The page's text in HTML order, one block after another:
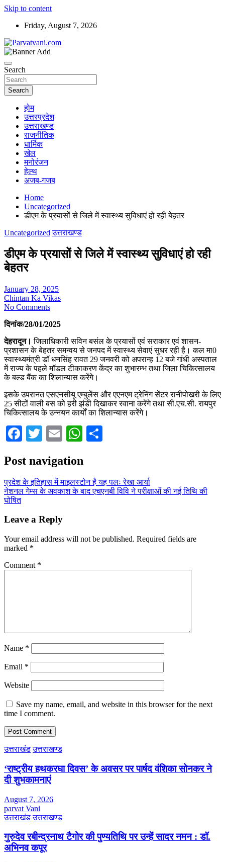
Skip to content
Friday, August 7, 2026
Parvatvani.com
Search
Search
होम
उत्तरप्रदेश
उत्तराखण्ड
राजनीतिक
धार्मिक
खेल
मनोरंजन
हेल्थ
अजब-गजब
Home
Uncategorized
डीएम के प्रयासों से जिले में स्वास्थ्य सुविधाएं हो रही बेहतर
Uncategorized उत्तराखण्ड
डीएम के प्रयासों से जिले में स्वास्थ्य सुविधाएं हो रही
बेहतर
January 28, 2025
Chintan Ka Vikas
No Comments
दिनांक/28/01/2025
देहरादून। जिलाधिकारी सविन बसंल के प्रयासों एवं सराकार एवं शासन-
प्रशासन के बेहतर समन्वय से जनपद में स्वास्थ्य सेवाएं सुधर रही है। कल मा0
स्वास्थ्यमंत्री डॉ धनसिंह रावत 29 जनवरी को अपरान्ह 12 बजे गांधी अस्पताल
में राज्य के पहले मॉडल टीकाकरण केंद्र का शुभारम्भ तथा जिला चिकित्सालय
के बल्ड बैंक का शिलान्यास करेंगे।
इसके उपरानत एसएनसीयू एम्बुलेंस और एएनएम ट्रेनिंग सेंटर रानीपोखरी के लिए
25 सीटों वाली बस को हरी झंडी दिखाकर रवाना करेंगे तथा सी.एच.सी. रायपुर
चिकित्सालय के उन्नयन कार्यों का शिलान्यास करेंगे।
Facebook
TwitterEmailWhatsApp
Post navigation
प्रदेश के इतिहास में माइलस्टोन है यह पलः रेखा आर्या
नेशनल गेम्स के अवकाश के बाद एचएनबी विवि ने परीक्षाओं की नई तिथि की
घोषित
Leave a Reply
Your email address will not be published. Required fields are
marked *
Comment *
Name *
Email *
Website
Save my name, email, and website in this browser for the next
time I comment.
उत्तराखंड उत्तराखण्ड
‘राष्ट्रीय हथकरघा दिवस’ के अवसर पर पार्षद वंशिका सोनकर ने
दी शुभकामनाएं
August 7, 2026
parvat Vani
उत्तराखंड उत्तराखण्ड
गुरुदेव रबीन्द्रनाथ टैगोर की पुण्यतिथि पर उन्हें सादर नमन : डॉ.
अभिनव कपूर